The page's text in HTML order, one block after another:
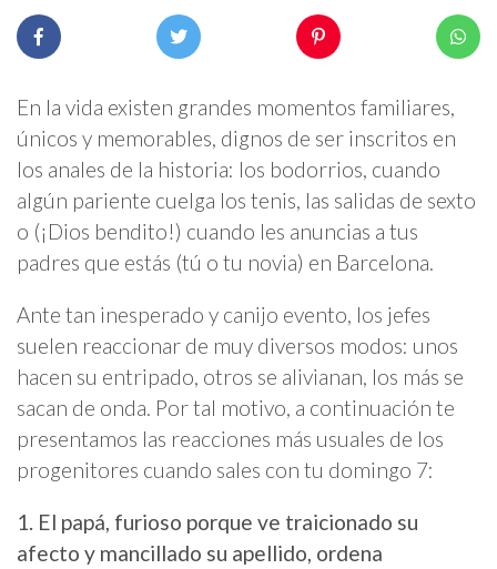
En la vida existen grandes momentos familiares,
únicos y memorables, dignos de ser inscritos en
los anales de la historia: los bodorrios, cuando
algún pariente cuelga los tenis, las salidas de sexto
o (¡Dios bendito!) cuando les anuncias a tus
padres que estás (tú o tu novia) en Barcelona.
Ante tan inesperado y canijo evento, los jefes
suelen reaccionar de muy diversos modos: unos
hacen su entripado, otros se alivianan, los más se
sacan de onda. Por tal motivo, a continuación te
presentamos las reacciones más usuales de los
progenitores cuando sales con tu domingo 7:
1. El papá, furioso porque ve traicionado su
afecto y mancillado su apellido, ordena